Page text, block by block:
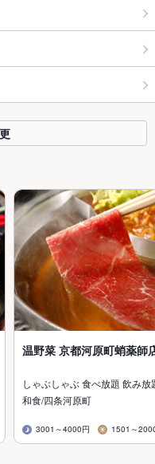
温野菜 京都河原町蛸薬師
しゃぶしゃぶ 食べ放題 飲み放
和食/四条河原町
3001～4000円 1501～